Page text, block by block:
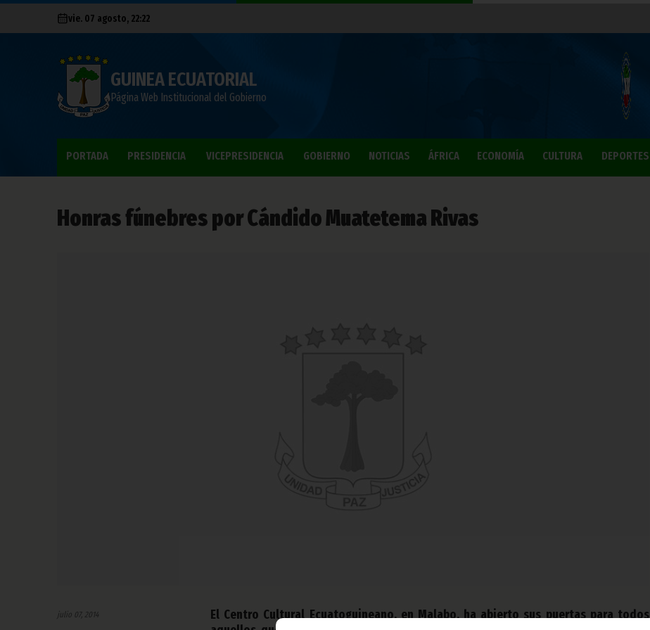
vie. 07 agosto, 22:22
GUINEA ECUATORIAL
Página Web Institucional del Gobierno
PORTADA PRESIDENCIA VICEPRESIDENCIA GOBIERNO NOTICIAS ÁFRICA ECONOMÍA CULTURA DEPORTES
Honras fúnebres por Cándido Muatetema Rivas
julio 07, 2014
El Centro Cultural Ecuatoguineano, en Malabo, ha abierto sus puertas para todos